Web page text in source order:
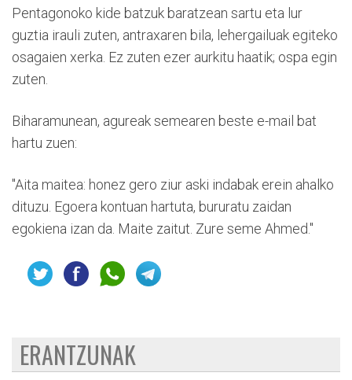
Pentagonoko kide batzuk baratzean sartu eta lur
guztia irauli zuten, antraxaren bila, lehergailuak egiteko
osagaien xerka. Ez zuten ezer aurkitu haatik; ospa egin
zuten.
Biharamunean, agureak semearen beste e-mail bat
hartu zuen:
"Aita maitea: honez gero ziur aski indabak erein ahalko
dituzu. Egoera kontuan hartuta, bururatu zaidan
egokiena izan da. Maite zaitut. Zure seme Ahmed."
ERANTZUNAK